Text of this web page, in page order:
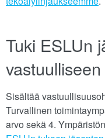
Tuki ESLUn
Sisältää
Turvallinen
arvo sekä 4.